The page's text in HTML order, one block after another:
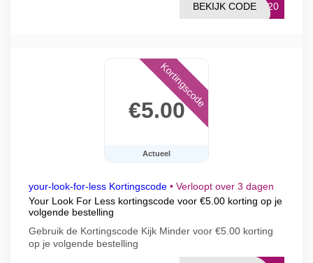
OM20
BEKIJK CODE
€5.00
Actueel
Kortingscode
your-look-for-less Kortingscode • Verloopt over 3 dagen
Your Look For Less kortingscode voor €5.00 korting op je
volgende bestelling
Gebruik de Kortingscode Kijk Minder voor €5.00 korting
op je volgende bestelling